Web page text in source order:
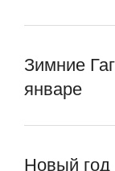
Зимние
январе
Новый год